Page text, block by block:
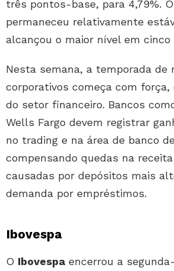
três pontos-base, para 4,79%.
permaneceu relativamente
alcançou o maior nível em cinco
Nesta semana, a temporada de
corporativos começa com
do setor financeiro. Bancos
Wells Fargo devem registrar
no trading e na área de banco
compensando quedas na
causadas por depósitos mais
demanda por empréstimos.
Ibovespa
O Ibovespa encerrou a